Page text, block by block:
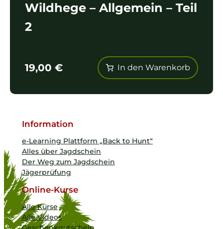
Wildhege – Allgemein – Teil
2
19,00 € In den Warenkorb
Information
e-Learning Plattform „Back to Hunt“
Alles über Jagdschein
Der Weg zum Jagdschein
Jägerprüfung
Online-Kurse
Alle Kurse
Alle Videos